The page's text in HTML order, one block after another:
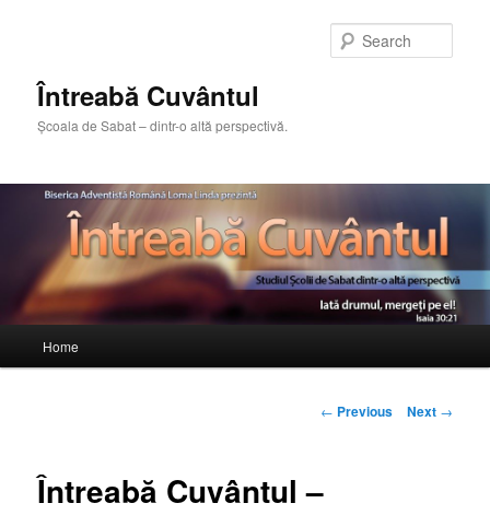
Întreabă Cuvântul
Școala de Sabat – dintr-o altă perspectivă.
Skip
content
Home
Post
← Previous Next →
Întreabă Cuvântul –